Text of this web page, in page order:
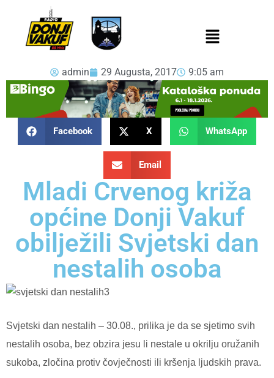
admin 29 Augusta, 2017 9:05 am
Facebook X WhatsApp
Email
Mladi Crvenog križa
općine Donji Vakuf
obilježili Svjetski dan
nestalih osoba
Svjetski dan nestalih – 30.08., prilika je da se sjetimo svih
nestalih osoba, bez obzira jesu li nestale u okrilju oružanih
sukoba, zločina protiv čovječnosti ili kršenja ljudskih prava.